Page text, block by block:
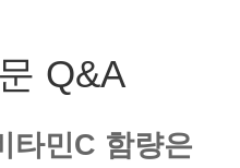
Q&A
타민C 함량은